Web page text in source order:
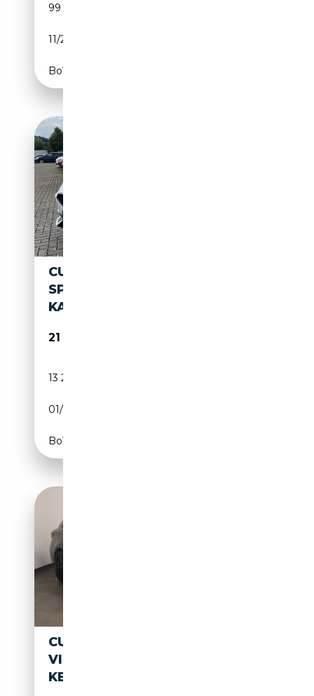
99 000 km
11/2022
Boîte manuelle
CUPRA LEON 1,5 TSI
SPORTSTOURER + NAVI +
KAMERA + VOLL LED +
21 990€
13 200 km
01/2024
Boîte manuelle
CUPRA LEON VZ E-HYBRID-
VIRTUAL-NAVI-SHZ-PDC-
KESSY-DAB-